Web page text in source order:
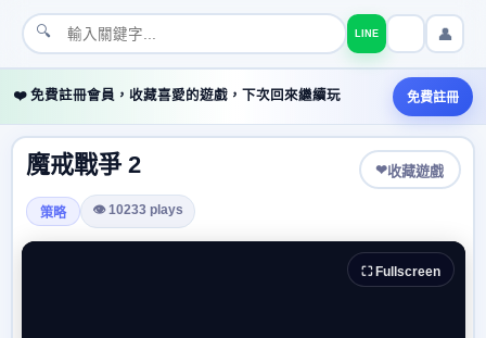
🔍 LINE 👤
❤️ 免費註冊會員，收藏喜愛的遊戲，下次回來繼續玩 免費註冊
魔戒戰爭 2 ❤收藏遊戲
策略 👁 10233 plays
⛶ Fullscreen